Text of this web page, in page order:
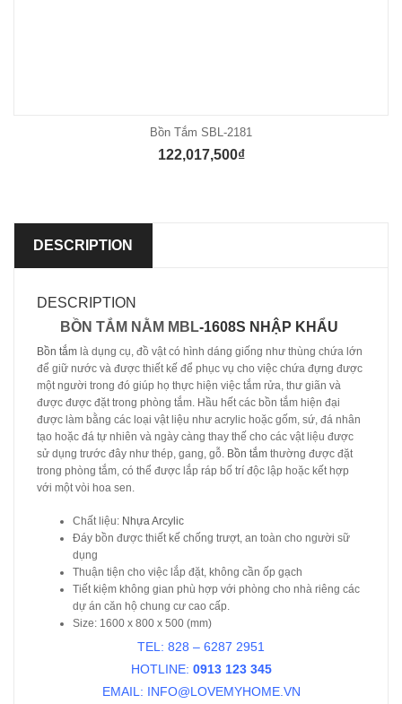
Bồn Tắm SBL-2181
122,017,500₫
DESCRIPTION
DESCRIPTION
BỒN TẮM NẰM MBL-1608S NHẬP KHẨU
Bồn tắm là dụng cụ, đồ vật có hình dáng giống như thùng chứa lớn
để giữ nước và được thiết kế để phục vụ cho việc chứa đựng được
một người trong đó giúp họ thực hiện việc tắm rửa, thư giãn và
được được đặt trong phòng tắm. Hầu hết các bồn tắm hiện đại
được làm bằng các loại vật liệu như acrylic hoặc gốm, sứ, đá nhân
tạo hoặc đá tự nhiên và ngày càng thay thế cho các vật liệu được
sử dụng trước đây như thép, gang, gỗ. Bồn tắm thường được đặt
trong phòng tắm, có thể được lắp ráp bố trí độc lập hoặc kết hợp
với một vòi hoa sen.
Chất liệu: Nhựa Arcylic
Đáy bồn được thiết kế chống trượt, an toàn cho người sữ
dụng
Thuận tiện cho việc lắp đặt, không cần ốp gạch
Tiết kiệm không gian phù hợp với phòng cho nhà riêng các
dự án căn hộ chung cư cao cấp.
Size: 1600 x 800 x 500 (mm)
TEL: 828 – 6287 2951
HOTLINE: 0913 123 345
EMAIL: INFO@LOVEMYHOME.VN